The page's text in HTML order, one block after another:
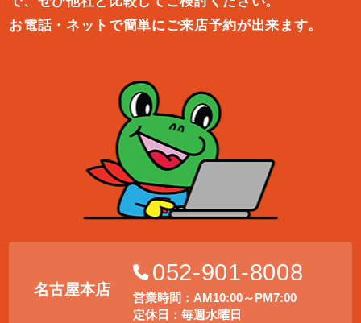
お電話・ネットで簡単にご来店予約が出来ます。
名古屋本店
052-901-8008
営業時間：AM10:00～PM7:00
定休日：毎週水曜日